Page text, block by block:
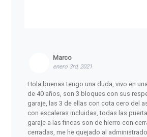
Marco
enero 3rd, 2021
Hola buenas tengo una duda, vivo en
de 40 años, son 3 bloques con sus
garaje, las 3 de ellas con cota cero del
con escaleras incluidas, todas las
garaje a las fincas son de hierro con
cerradas, me he quejado al